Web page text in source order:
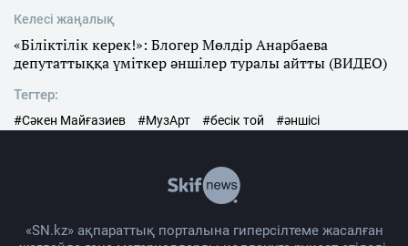
Келесі жаңалық
«Біліктілік керек!»: Блогер Мөлдір Анарбаева
депутаттыққа үміткер әншілер туралы айтты (ВИДЕО)
Тегтер:
#Сәкен Майғазиев #МузАрт #бесік той #әншісі
«SN.kz» ақпараттық порталына гиперсілтеме жасалған